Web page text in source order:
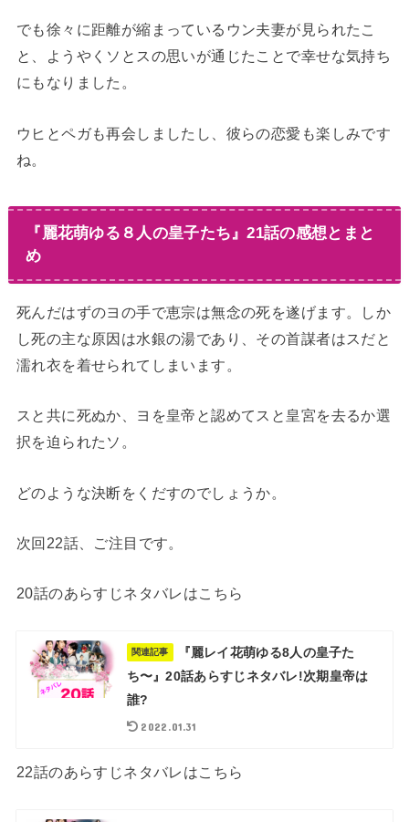
でも徐々に距離が縮まっているウン夫妻が見られたこ
と、ようやくソとスの思いが通じたことで幸せな気持ち
にもなりました。
ウヒとペガも再会しましたし、彼らの恋愛も楽しみです
ね。
『麗花萌ゆる８人の皇子たち』21話の感想とまと
め
死んだはずのヨの手で恵宗は無念の死を遂げます。しか
し死の主な原因は水銀の湯であり、その首謀者はスだと
濡れ衣を着せられてしまいます。
スと共に死ぬか、ヨを皇帝と認めてスと皇宮を去るか選
択を迫られたソ。
どのような決断をくだすのでしょうか。
次回22話、ご注目です。
20話のあらすじネタバレはこちら
関連記事
『麗レイ花萌ゆる8人の皇子た
ち〜』20話あらすじネタバレ!次期皇帝は
誰?
2022.01.31
22話のあらすじネタバレはこちら